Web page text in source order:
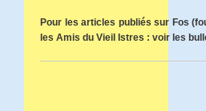
Pour les articles publiés sur Fos
les Amis du Vieil Istres : voir les